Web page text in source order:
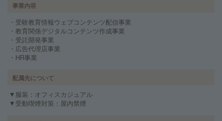
事業内容
・受験教育情報ウェブコンテンツ配信事業
・教育関係デジタルコンテンツ作成事業
・受託開発事業
・広告代理店事業
・HR事業
配属先について
▼服装：オフィスカジュアル
▼受動喫煙対策：屋内禁煙